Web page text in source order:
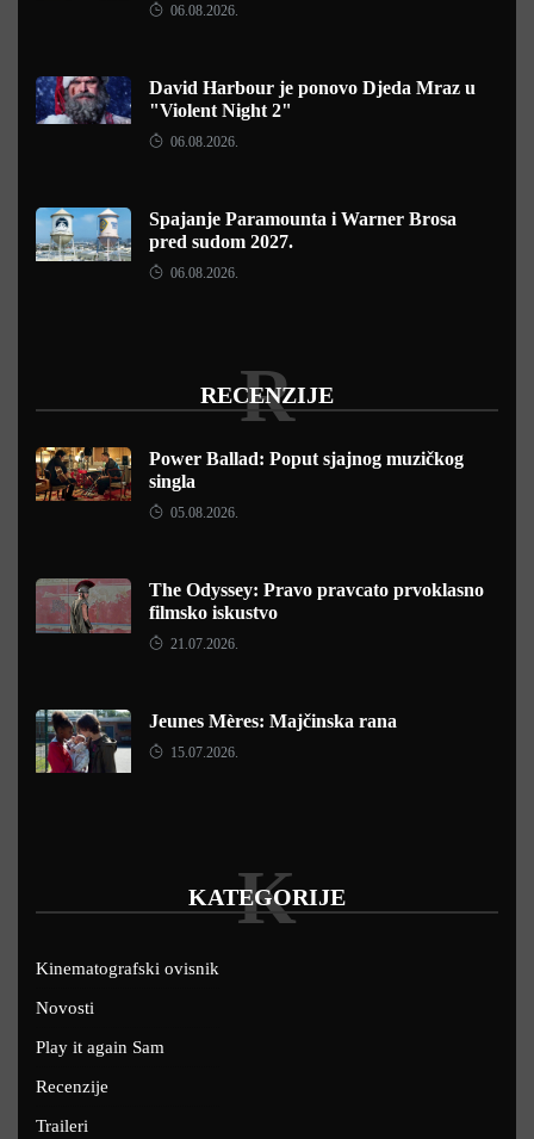
06.08.2026.
David Harbour je ponovo Djeda Mraz u
"Violent Night 2"
06.08.2026.
Spajanje Paramounta i Warner Brosa
pred sudom 2027.
06.08.2026.
RECENZIJE
R
Power Ballad: Poput sjajnog muzičkog
singla
05.08.2026.
The Odyssey: Pravo pravcato prvoklasno
filmsko iskustvo
21.07.2026.
Jeunes Mères: Majčinska rana
15.07.2026.
KATEGORIJE
K
Kinematografski ovisnik
Novosti
Play it again Sam
Recenzije
Traileri